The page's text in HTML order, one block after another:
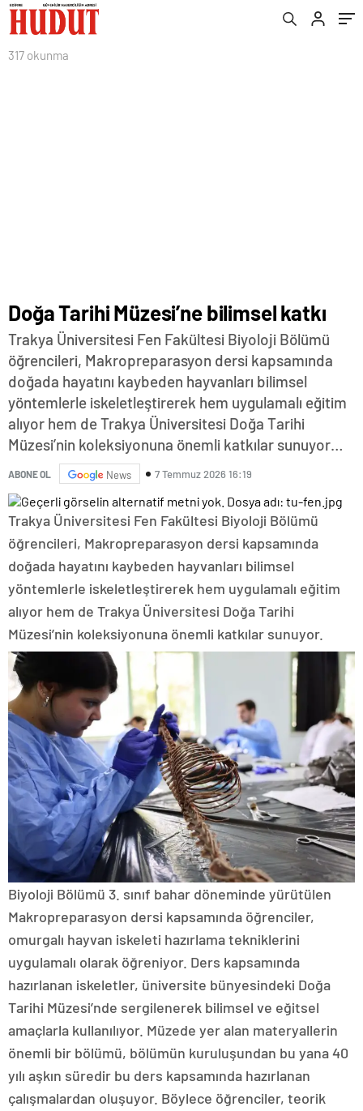
317 okunma
Doğa Tarihi Müzesi’ne bilimsel katkı
Trakya Üniversitesi Fen Fakültesi Biyoloji Bölümü
öğrencileri, Makropreparasyon dersi kapsamında
doğada hayatını kaybeden hayvanları bilimsel
yöntemlerle iskeletleştirerek hem uygulamalı eğitim
alıyor hem de Trakya Üniversitesi Doğa Tarihi
Müzesi’nin koleksiyonuna önemli katkılar sunuyor…
ABONE OL News 7 Temmuz 2026 16:19
Trakya Üniversitesi Fen Fakültesi Biyoloji Bölümü
öğrencileri, Makropreparasyon dersi kapsamında
doğada hayatını kaybeden hayvanları bilimsel
yöntemlerle iskeletleştirerek hem uygulamalı eğitim
alıyor hem de Trakya Üniversitesi Doğa Tarihi
Müzesi’nin koleksiyonuna önemli katkılar sunuyor.
Biyoloji Bölümü 3. sınıf bahar döneminde yürütülen
Makropreparasyon dersi kapsamında öğrenciler,
omurgalı hayvan iskeleti hazırlama tekniklerini
uygulamalı olarak öğreniyor. Ders kapsamında
hazırlanan iskeletler, üniversite bünyesindeki Doğa
Tarihi Müzesi’nde sergilenerek bilimsel ve eğitsel
amaçlarla kullanılıyor. Müzede yer alan materyallerin
önemli bir bölümü, bölümün kuruluşundan bu yana 40
yılı aşkın süredir bu ders kapsamında hazırlanan
çalışmalardan oluşuyor. Böylece öğrenciler, teorik